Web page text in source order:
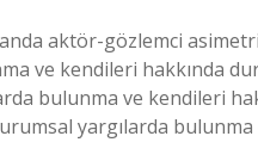
aktör-gözlemci
ve kendileri hakkında
bulunma ve kendileri
yargılarda